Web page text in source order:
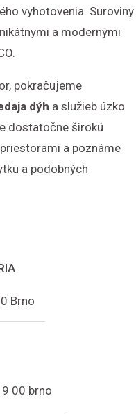
vyhotovenia. Suroviny
a modernými
pokračujeme
dýh a služieb úzko
dostatočne širokú
a poznáme
a podobných
Brno
00 brno